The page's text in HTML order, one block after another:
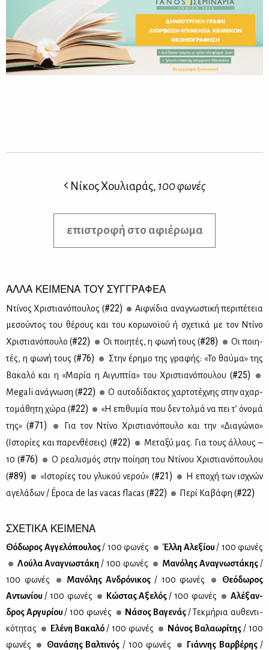
Νίκος Χουλιαράς,100 φωνές
επιστροφή στο αφιέρωμα
ΑΛΛΑ ΚΕΙΜΕΝΑ ΤΟΥ ΣΥΓΓΡΑΦΕΑ
Ντί­νος Χρι­στια­νό­που­λος (#22)
Αιφ­νί­δια ανα­γνω­στι­κή πε­ρι­πέ­τεια
με­σού­ντος του θέ­ρους και του κο­ρω­νοϊ­ού ή σχε­τι­κά με τον Ντί­νο
Χρι­στια­νό­που­λο (#22) Οι ποι­η­τές, η φω­νή τους (#28)
Οι ποι­η­
τές, η φω­νή τους (#76)
Στην έρη­μο της γρα­φής: «Το θαύ­μα» της
Βα­κα­λό και η «Μα­ρία η Αι­γυ­πτία» του Χρι­στια­νό­που­λου (#25)
Megali ανά­γνω­ση (#22)
O αυ­το­δί­δα­κτος χαρ­το­τέ­χνης στην αχαρ­
το­μά­θη­τη χώ­ρα (#22)
«Η επι­θυ­μία που δεν τολ­μά να πει τ’ όνο­μά
της» (#71)
Για τον Ντί­νο Χρι­στια­νό­που­λο και την «Δια­γώ­νιο»
(Ιστο­ρί­ες και πα­ρεν­θέ­σεις) (#22)
Με­τα­ξύ μας. Για τους άλ­λους –
10 (#76)
Ο ρε­α­λι­σμός στην ποί­η­ση του Ντί­νου Χρι­στια­νό­που­λου
(#89) «Ιστο­ρί­ες του γλυ­κού νε­ρού» (#21)
Η επο­χή των ισχνών
αγε­λά­δων / Época de las vacas flacas (#22) Πε­ρί Κα­βά­φη (#22)
ΣΧΕΤΙΚΑ ΚΕΙΜΕΝΑ
Θό­δω­ρος Αγ­γε­λό­που­λος/ 100 φω­νές Έλ­λη Αλε­ξί­ου / 100 φω­νές
Λού­λα Ανα­γνω­στά­κη / 100 φω­νές Μα­νό­λης Ανα­γνω­στά­κης /
100 φω­νές
Μα­νό­λης Αν­δρό­νι­κος / 100 φω­νές
Θε­ό­δω­ρος
Αντω­νί­ου / 100 φω­νές Κώ­στας Αξε­λός / 100 φω­νές
Αλέ­ξαν­
δρος Αρ­γυ­ρί­ου / 100 φω­νές Νά­σος Βα­γε­νάς / Τεκ­μή­ρια αυ­θε­ντι­
κό­τη­τας
Ελέ­νη Βα­κα­λό / 100 φω­νές Νά­νος Βα­λα­ω­ρί­της / 100
φω­νές
Θα­νά­σης Βαλ­τι­νός / 100 φω­νές Γιάν­νης Βαρ­βέ­ρης /